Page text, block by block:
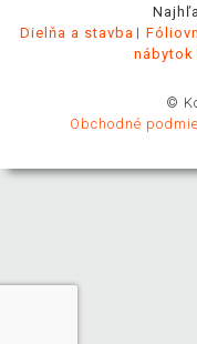
Dielňa a stavba
nábytok
©
Obchodné